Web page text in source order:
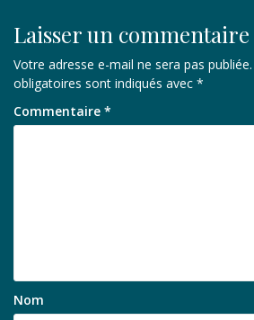
Laisser un commentaire
Votre adresse e-mail ne sera pas publiée.
obligatoires sont indiqués avec *
Commentaire *
Nom